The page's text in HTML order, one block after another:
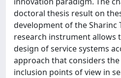
doctoral thesis result on
development of the Sharinc
research instrument allows
design of service systems
approach that considers
inclusion points of view in